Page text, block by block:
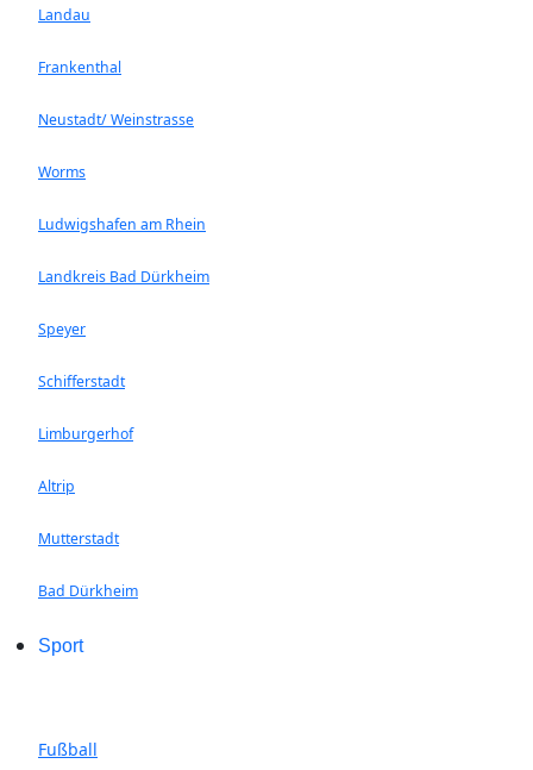
Landau
Frankenthal
Neustadt/ Weinstrasse
Worms
Ludwigshafen am Rhein
Landkreis Bad Dürkheim
Speyer
Schifferstadt
Limburgerhof
Altrip
Mutterstadt
Bad Dürkheim
Sport
Fußball